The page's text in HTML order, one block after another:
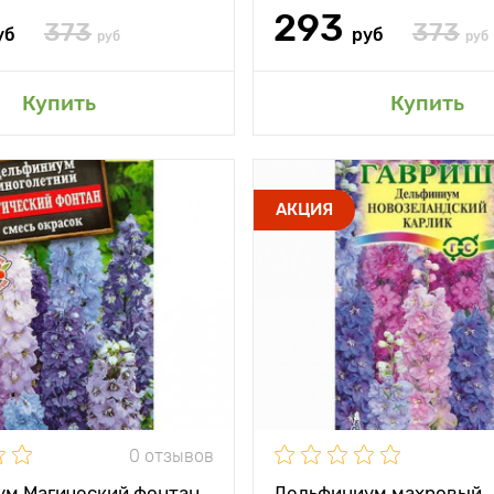
373 руб
Купитьв мой сад
293 руб 373 руб
Купить
Добавить в мой
0 отзывов
50 - 60 см
35 х 40 см
солнце, полутень
Уникальная
низкорослая смесь
АКЦИЯ
Высота растения
Растояние между
растениями
Местоположение
Особенности